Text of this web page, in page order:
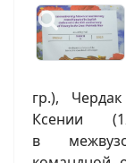
гр.),
Ксении
в